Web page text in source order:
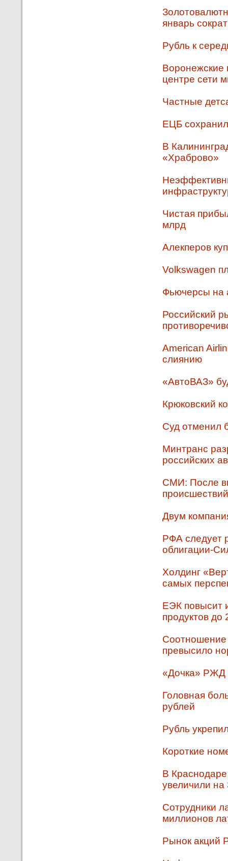
январь
Рубль к
Воронежские
центре сети
Частные
ЕЦБ
В
«Храброво»
Чистая
млрд
Алекперов
Volkswagen
Фьючерсы на
Российский
American
слиянию
«АвтоВАЗ»
Крюковский
Суд отменил
Минтранс
российских
СМИ: После
Двум
РФА следует
облигации-
Холдинг
самых
ЕЭК повысит
продуктов до
Соотношение
превысило
«Дочка» РЖД
Головная
рублей
Рубль
Короткие
В
увеличили на
Сотрудники
миллионов
Рынок акций